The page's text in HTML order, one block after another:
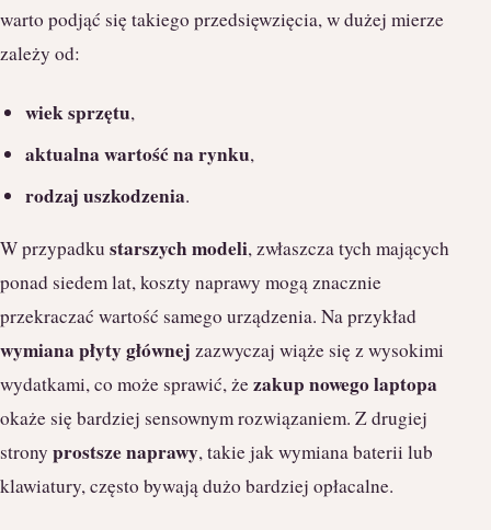
warto podjąć się takiego przedsięwzięcia, w dużej mierze
zależy od:
wiek sprzętu,
aktualna wartość na rynku,
rodzaj uszkodzenia.
W przypadku starszych modeli, zwłaszcza tych mających
ponad siedem lat, koszty naprawy mogą znacznie
przekraczać wartość samego urządzenia. Na przykład
wymiana płyty głównej zazwyczaj wiąże się z wysokimi
wydatkami, co może sprawić, żezakup nowego laptopa
okaże się bardziej sensownym rozwiązaniem. Z drugiej
strony prostsze naprawy, takie jak wymiana baterii lub
klawiatury, często bywają dużo bardziej opłacalne.